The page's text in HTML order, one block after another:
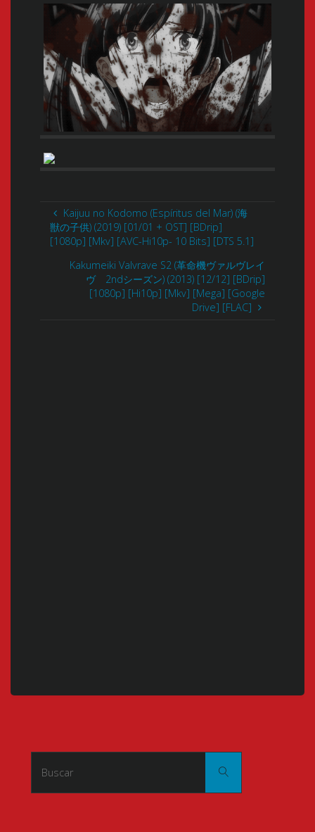
Kaijuu no Kodomo (Espíritus del Mar) (海
獣の子供) (2019) [01/01 + OST] [BDrip]
[1080p] [Mkv] [AVC-Hi10p- 10 Bits] [DTS 5.1]
Kakumeiki Valvrave S2 (革命機ヴァルヴレイ
ヴ 2ndシーズン) (2013) [12/12] [BDrip]
[1080p] [Hi10p] [Mkv] [Mega] [Google
Drive] [FLAC]
Buscar